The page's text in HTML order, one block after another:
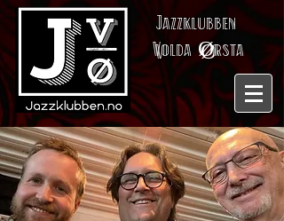
Jazzklubben
VoldaØrsta